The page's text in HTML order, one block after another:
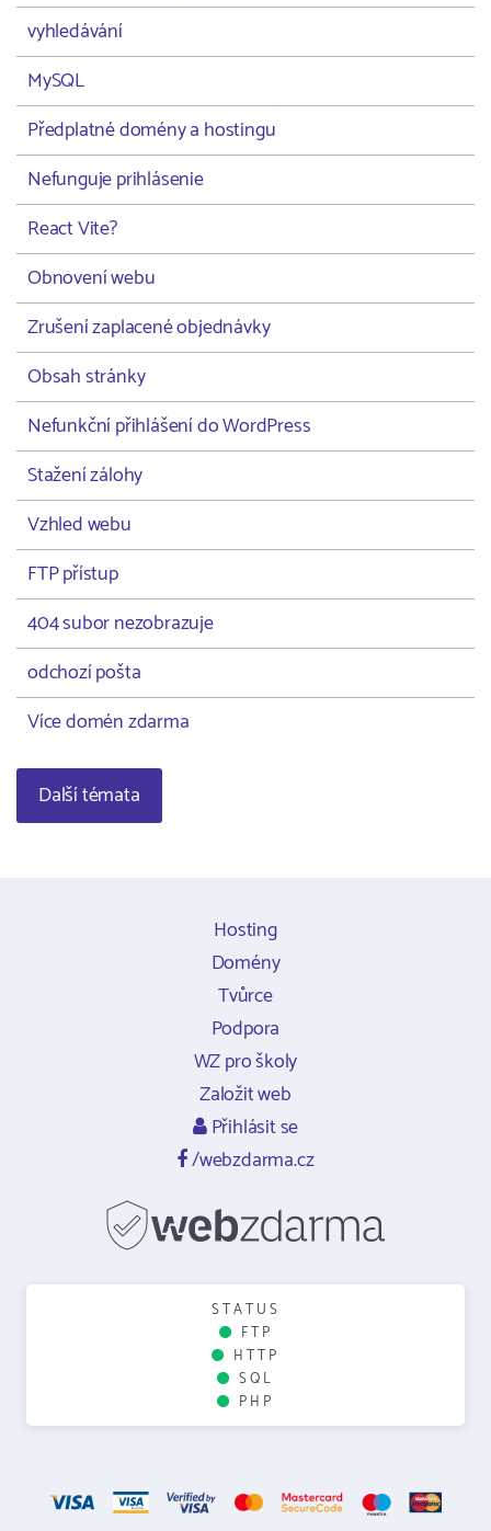
vyhledávání
MySQL
Předplatné domény a hostingu
Nefunguje prihlásenie
React Vite?
Obnovení webu
Zrušení zaplacené objednávky
Obsah stránky
Nefunkční přihlášení do WordPress
Stažení zálohy
Vzhled webu
FTP přístup
404 subor nezobrazuje
odchozí pošta
Více domén zdarma
Další témata
Hosting
Domény
Tvůrce
Podpora
WZ pro školy
Založit web
Přihlásit se
/webzdarma.cz
STATUS
FTP
HTTP
SQL
PHP